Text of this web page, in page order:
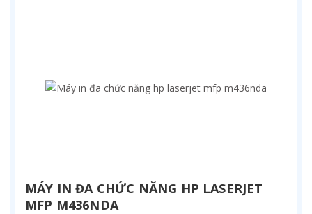
MÁY IN ĐA CHỨC NĂNG HP LASERJET
MFP M436NDA